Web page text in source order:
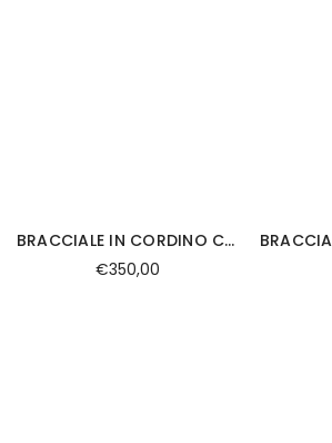
BRACCIALE IN CORDINO CON EMATITE ANCORA CON DIAMANTE E SFERE IN ORO ROSA
€350,00